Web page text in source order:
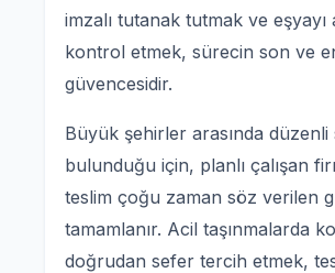
imzalı tutanak tutmak ve eşyayı
kontrol etmek, sürecin son ve
güvencesidir.
Büyük şehirler arasında
bulunduğu için, planlı çalışan
teslim çoğu zaman söz verilen
tamamlanır. Acil taşınmalarda
doğrudan sefer tercih etmek,